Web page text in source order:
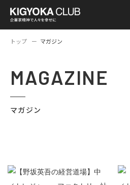
トップ マガジン
MAGAZINE
マガジン